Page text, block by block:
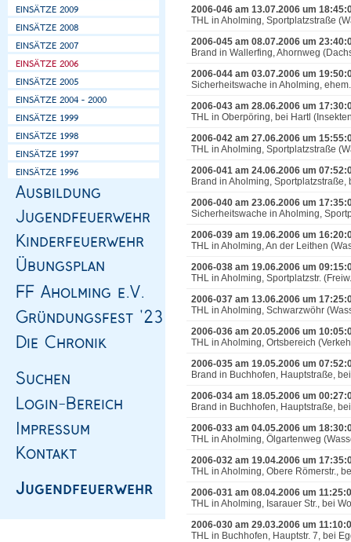
2006-046 am 13.07.2006 um
THL in Aholming, Sportplatzstraße
2006-045 am 08.07.2006 um
Brand in Wallerfing, Ahornweg
2006-044 am 03.07.2006 um
Sicherheitswache in Aholming,
2006-043 am 28.06.2006 um
THL in Oberpöring, bei Hartl
2006-042 am 27.06.2006 um
THL in Aholming, Sportplatzstraße
2006-041 am 24.06.2006 um
Brand in Aholming, Sportplatzstraße,
2006-040 am 23.06.2006 um
Sicherheitswache in Aholming,
2006-039 am 19.06.2006 um
THL in Aholming, An der Leithen
2006-038 am 19.06.2006 um
THL in Aholming, Sportplatzstr.
2006-037 am 13.06.2006 um
THL in Aholming, Schwarzwöhr
2006-036 am 20.05.2006 um
THL in Aholming, Ortsbereich
2006-035 am 19.05.2006 um
Brand in Buchhofen, Hauptstraße,
2006-034 am 18.05.2006 um
Brand in Buchhofen, Hauptstraße,
2006-033 am 04.05.2006 um
THL in Aholming, Ölgartenweg
2006-032 am 19.04.2006 um
THL in Aholming, Obere Römerstr.,
2006-031 am 08.04.2006 um
THL in Aholming, Isarauer Str., bei
2006-030 am 29.03.2006 um
THL in Buchhofen, Hauptstr. 7, bei